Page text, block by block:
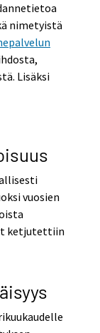
nimetyistä
Lisäksi
vuosien
ketjutettiin